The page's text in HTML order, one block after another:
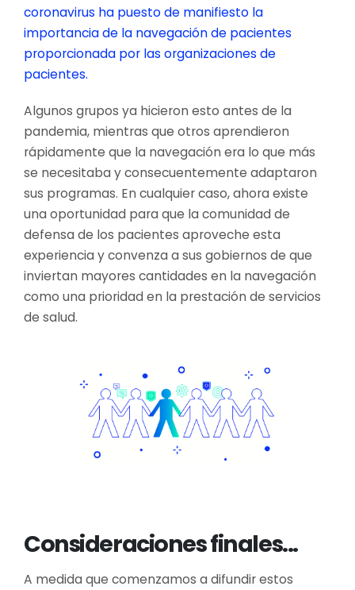
coronavirus ha puesto de manifiesto la
importancia de la navegación de pacientes
proporcionada por las organizaciones de
pacientes.
Algunos grupos ya hicieron esto antes de la
pandemia, mientras que otros aprendieron
rápidamente que la navegación era lo que más
se necesitaba y consecuentemente adaptaron
sus programas. En cualquier caso, ahora existe
una oportunidad para que la comunidad de
defensa de los pacientes aproveche esta
experiencia y convenza a sus gobiernos de que
inviertan mayores cantidades en la navegación
como una prioridad en la prestación de servicios
de salud.
Consideraciones finales...
A medida que comenzamos a difundir estos